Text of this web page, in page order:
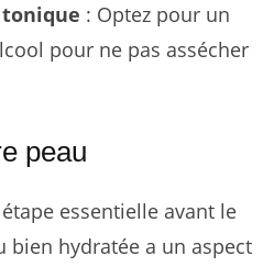
tonique : Optez pour un
pour ne pas assécher
peau
essentielle avant le
bien hydratée a un aspect